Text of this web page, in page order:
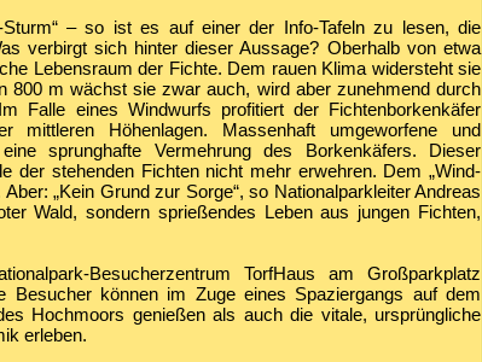
Sturm“ – so ist es auf einer der Info-Tafeln zu lesen, die
verbirgt sich hinter dieser Aussage? Oberhalb von etwa
Lebensraum der Fichte. Dem rauen Klima widersteht sie
800 m wächst sie zwar auch, wird aber zunehmend durch
Falle eines Windwurfs profitiert der Fichtenborkenkäfer
mittleren Höhenlagen. Massenhaft umgeworfene und
sprunghafte Vermehrung des Borkenkäfers. Dieser
der stehenden Fichten nicht mehr erwehren. Dem „Wind-
„Kein Grund zur Sorge“, so Nationalparkleiter Andreas
Wald, sondern sprießendes Leben aus jungen Fichten,
Besucherzentrum TorfHaus am Großparkplatz
Besucher können im Zuge eines Spaziergangs auf dem
Hochmoors genießen als auch die vitale, ursprüngliche
erleben.